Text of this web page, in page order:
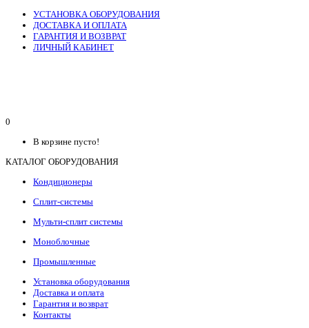
УСТАНОВКА ОБОРУДОВАНИЯ
ДОСТАВКА И ОПЛАТА
ГАРАНТИЯ И ВОЗВРАТ
ЛИЧНЫЙ КАБИНЕТ
0
В корзине пусто!
КАТАЛОГ ОБОРУДОВАНИЯ
Кондиционеры
Сплит-системы
Мульти-сплит системы
Моноблочные
Промышленные
Установка оборудования
Доставка и оплата
Гарантия и возврат
Контакты